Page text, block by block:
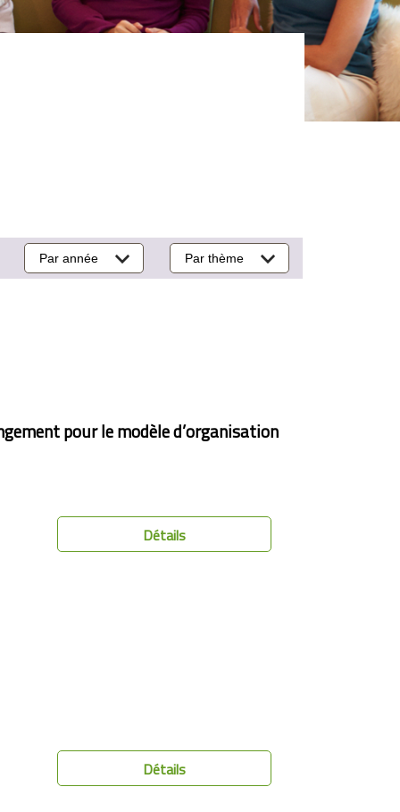
Par année Par thème
pour le modèle d’organisation
Détails
Détails